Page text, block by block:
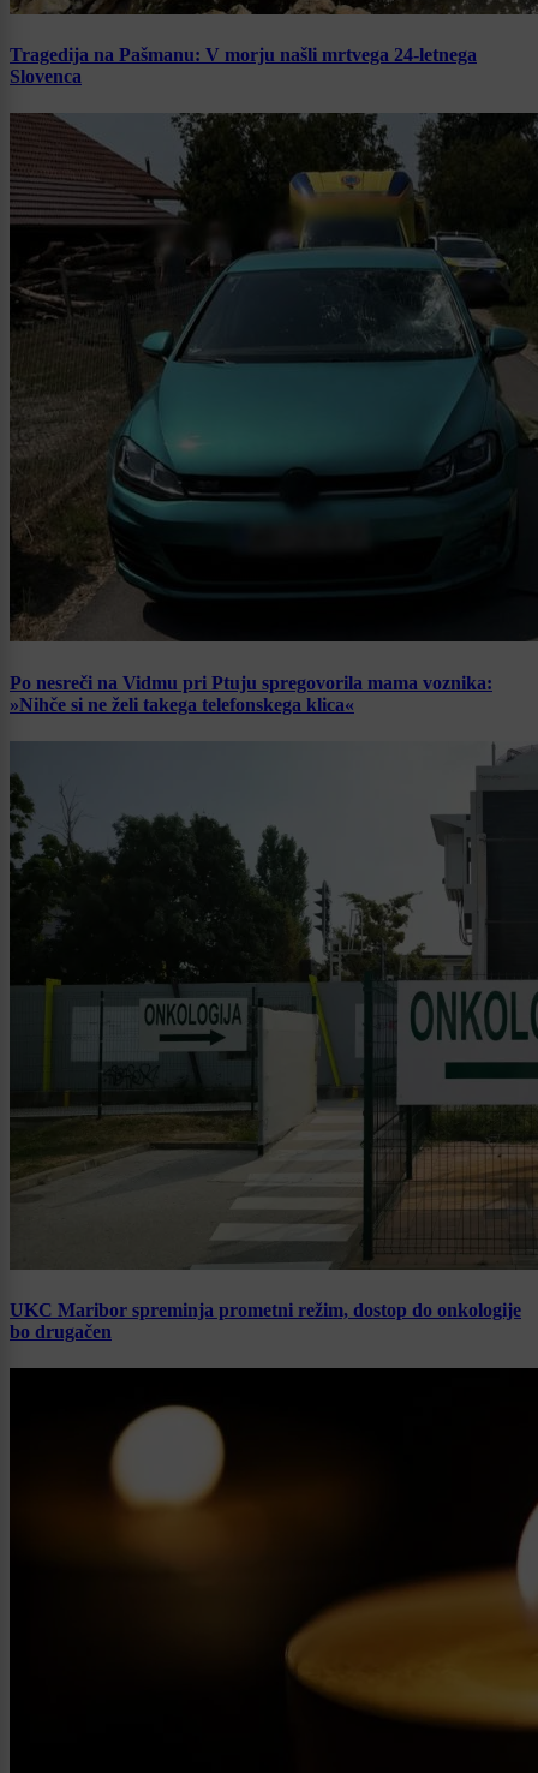
Tragedija na Pašmanu: V morju našli mrtvega 24-letnega
Slovenca
Po nesreči na Vidmu pri Ptuju spregovorila mama voznika:
»Nihče si ne želi takega telefonskega klica«
UKC Maribor spreminja prometni režim, dostop do onkologije
bo drugačen